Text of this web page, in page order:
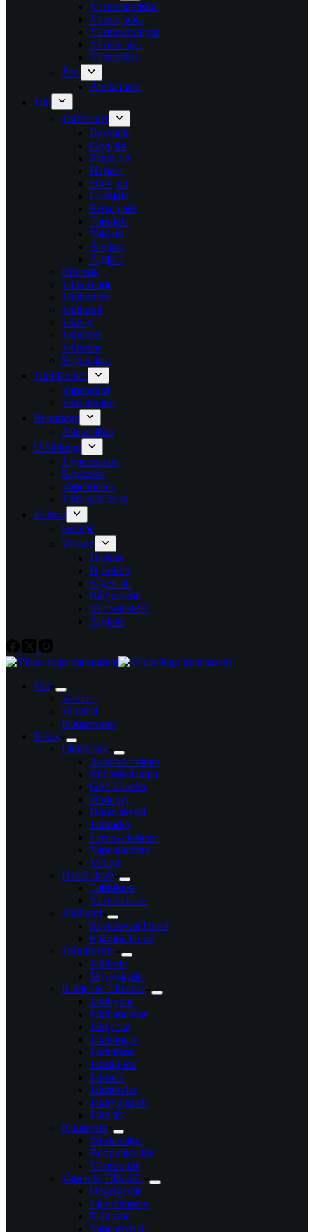
Värmehandskar
Värmejacka
Värmestrumpor
Värmesulor
Värmeväst
Åtel
Åtelkamera
Jakt
Jaktformer
Björnjakt
Grytjakt
Fågeljakt
Harjakt
Drevjakt
Lockjakt
Pyrschjakt
Toppjakt
Vakjakt
Åteljakt
Älgjakt
Eftersök
Jaktarrende
Jaktbutiker
Jakthund
Jaktlag
Jakttabell
Jaktresor
Skyddsjakt
Jakttillbehör
Vapenvård
Jaktlitteratur
Reportage
Alla artiklar
Utbildning
Jägarexamen
Skjutprov
Vapenlicens
Jaktlagstiftning
Viltmat
Recept
Viltkött
Harkött
Hjortkött
Fågelkött
Rådjurskött
Vildsvinskött
Älgkött
Vilt
Viltarter
Viltvård
Konservator
Tester
Elektronik
Avståndsmätare
Eftersökslampa
GPS Klocka
Hundpejl
Hörselskydd
Jaktradio
Lerduvekastare
Vapenkamera
Viltkyl
Handkikare
Tubkikare
Värmekikare
Jakthund
Skyddsväst Hund
Spårlina Hund
Jakttillbehör
Jaktkniv
Myggskydd
Kläder & Tillbehör
Jaktbyxor
Jakthandskar
Jaktjacka
Jaktkängor
Jaktmössa
Jaktskjorta
Jaktställ
Jaktstövlar
Jaktryggsäck
Jaktväst
Kikarsikte
Mörkersikte
Rödpunktsikte
Värmesikte
Vapen & Tillbehör
Hagelgevär
Ljuddämpare
Skjutstöd
Vapenfodral